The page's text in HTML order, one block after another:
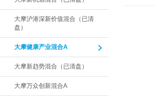
大摩沪港深新价值混合（已清
盘）
大摩健康产业混合A
大摩新趋势混合（已清盘）
大摩万众创新混合A